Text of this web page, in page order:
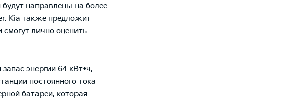
направлены на более
Kia также предложит
лично оценить
энергии 64 кВт•ч,
постоянного тока
батареи, которая